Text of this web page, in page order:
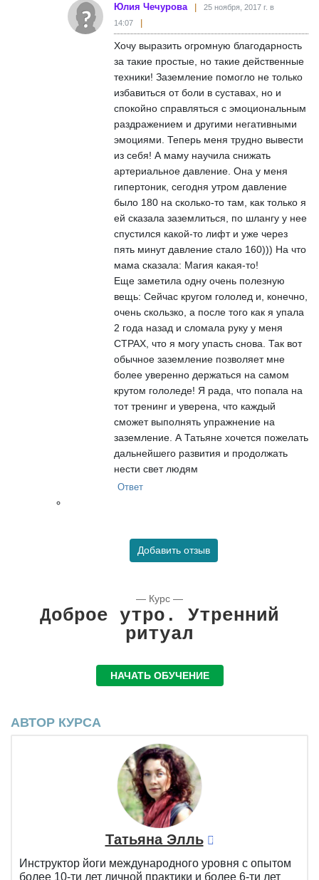
Юлия Чечурова
25 ноября, 2017 г. в
14:07
Хочу выразить огромную благодарность
за такие простые, но такие действенные
техники! Заземление помогло не только
избавиться от боли в суставах, но и
спокойно справляться с эмоциональным
раздражением и другими негативными
эмоциями. Теперь меня трудно вывести
из себя! А маму научила снижать
артериальное давление. Она у меня
гипертоник, сегодня утром давление
было 180 на сколько-то там, как только я
ей сказала заземлиться, по шлангу у нее
спустился какой-то лифт и уже через
пять минут давление стало 160))) На что
мама сказала: Магия какая-то!
Еще заметила одну очень полезную
вещь: Сейчас кругом гололед и, конечно,
очень скользко, а после того как я упала
2 года назад и сломала руку у меня
СТРАХ, что я могу упасть снова. Так вот
обычное заземление позволяет мне
более уверенно держаться на самом
крутом гололеде! Я рада, что попала на
тот тренинг и уверена, что каждый
сможет выполнять упражнение на
заземление. А Татьяне хочется пожелать
дальнейшего развития и продолжать
нести свет людям
Ответ
Добавить отзыв
— Курс —
Доброе утро. Утренний
ритуал
НАЧАТЬ ОБУЧЕНИЕ
АВТОР КУРСА
Татьяна Элль
Инструктор йоги международного уровня с опытом
более 10-ти лет личной практики и более 6-ти лет